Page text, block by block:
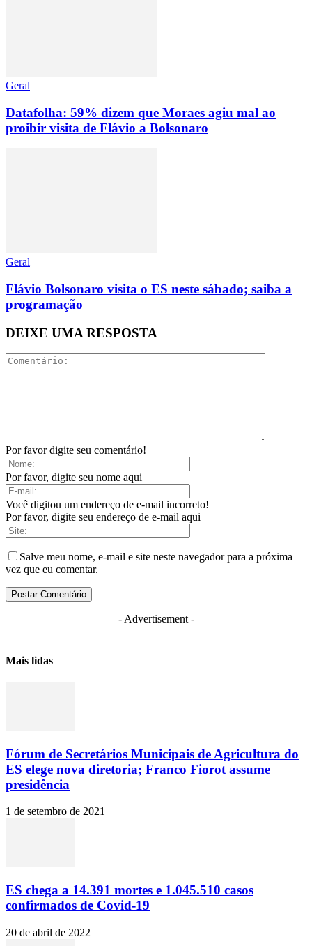
Geral
Datafolha: 59% dizem que Moraes agiu mal ao
proibir visita de Flávio a Bolsonaro
Geral
Flávio Bolsonaro visita o ES neste sábado; saiba a
programação
DEIXE UMA RESPOSTA
Por favor digite seu comentário!
Por favor, digite seu nome aqui
Você digitou um endereço de e-mail incorreto!
Por favor, digite seu endereço de e-mail aqui
Salve meu nome, e-mail e site neste navegador para a próxima
vez que eu comentar.
- Advertisement -
Mais lidas
Fórum de Secretários Municipais de Agricultura do
ES elege nova diretoria; Franco Fiorot assume
presidência
1 de setembro de 2021
ES chega a 14.391 mortes e 1.045.510 casos
confirmados de Covid-19
20 de abril de 2022